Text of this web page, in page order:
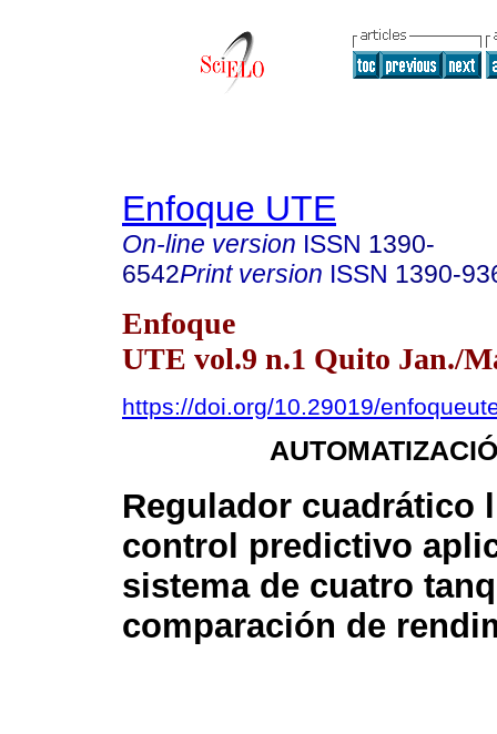
Enfoque UTE
On-line version ISSN 1390-
6542Print version ISSN 1390-
Enfoque
UTE vol.9 n.1 Quito Jan./
https://doi.org/10.29019/
Regulador cuadrático
control predictivo
sistema de cuatro
comparación de